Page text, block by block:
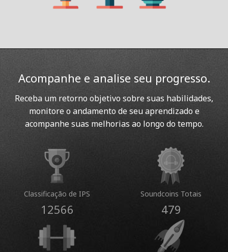
Acompanhe e analise seu progresso.
Receba um retorno objetivo sobre suas habilidades,
monitore o andamento de seu aprendizado e
acompanhe suas melhorias ao longo do tempo.
Classificação de IPS
12566
Soundcoins Totais
479